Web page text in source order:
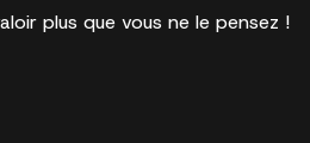
plus que vous ne le pensez !